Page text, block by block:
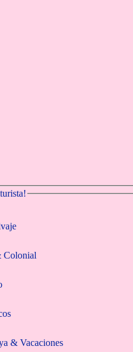
Colonial
& Vacaciones